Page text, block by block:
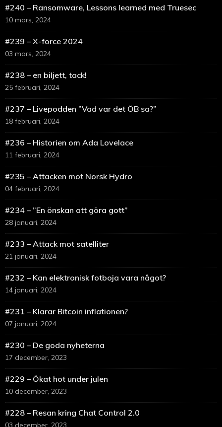
#240 – Ransomware, Lessons learned med Truesec
10 mars, 2024
#239 – X-force 2024
03 mars, 2024
#238 – en biljett, tack!
25 februari, 2024
#237 – Livepodden ”Vad var det ÖB sa?”
18 februari, 2024
#236 – Historien om Ada Lovelace
11 februari, 2024
#235 – Attacken mot Norsk Hydro
04 februari, 2024
#234 – ”En önskan att göra gott”
28 januari, 2024
#233 – Attack mot satelliter
21 januari, 2024
#232 – Kan elektronisk fotboja vara något?
14 januari, 2024
#231 – Klarar Bitcoin inflationen?
07 januari, 2024
#230 – De goda nyheterna
17 december, 2023
#229 – Ökat hot under julen
10 december, 2023
#228 – Resan kring Chat Control 2.0